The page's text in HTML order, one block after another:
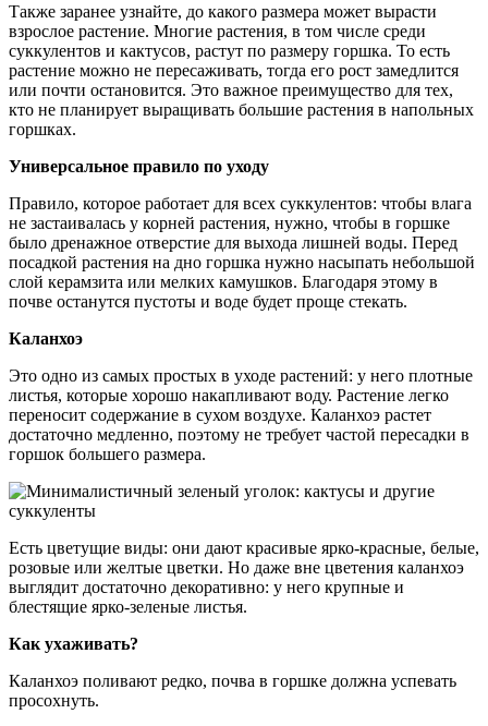
Также заранее узнайте, до какого размера может вырасти
взрослое растение. Многие растения, в том числе среди
суккулентов и кактусов, растут по размеру горшка. То есть
растение можно не пересаживать, тогда его рост замедлится
или почти остановится. Это важное преимущество для тех,
кто не планирует выращивать большие растения в напольных
горшках.
Универсальное правило по уходу
Правило, которое работает для всех суккулентов: чтобы влага
не застаивалась у корней растения, нужно, чтобы в горшке
было дренажное отверстие для выхода лишней воды. Перед
посадкой растения на дно горшка нужно насыпать небольшой
слой керамзита или мелких камушков. Благодаря этому в
почве останутся пустоты и воде будет проще стекать.
Каланхоэ
Это одно из самых простых в уходе растений: у него плотные
листья, которые хорошо накапливают воду. Растение легко
переносит содержание в сухом воздухе. Каланхоэ растет
достаточно медленно, поэтому не требует частой пересадки в
горшок большего размера.
Есть цветущие виды: они дают красивые ярко-красные, белые,
розовые или желтые цветки. Но даже вне цветения каланхоэ
выглядит достаточно декоративно: у него крупные и
блестящие ярко-зеленые листья.
Как ухаживать?
Каланхоэ поливают редко, почва в горшке должна успевать
просохнуть.